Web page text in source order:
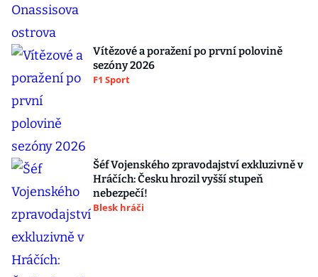
Vítězové a poražení po první polovině
sezóny 2026
F1 Sport
Šéf Vojenského zpravodajství exkluzivně v
Hráčích: Česku hrozil vyšší stupeň
nebezpečí!
Blesk hráči